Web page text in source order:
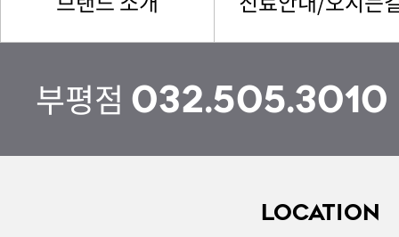
부평점 032.505.3010
LOCATION